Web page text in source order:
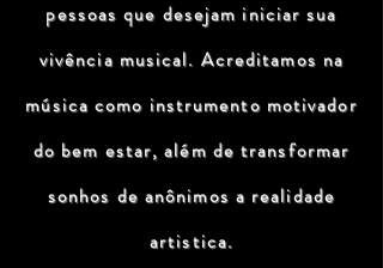
pessoas que desejam iniciar sua
vivência musical. Acreditamos na
música como instrumento motivador
do bem estar, além de transformar
sonhos de anônimos a realidade
artistica.